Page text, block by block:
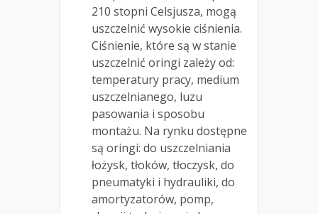
210 stopni Celsjusza, mogą
uszczelnić wysokie ciśnienia.
Ciśnienie, które są w stanie
uszczelnić oringi zależy od:
temperatury pracy, medium
uszczelnianego, luzu
pasowania i sposobu
montażu. Na rynku dostępne
są oringi: do uszczelniania
łożysk, tłoków, tłoczysk, do
pneumatyki i hydrauliki, do
amortyzatorów, pomp,